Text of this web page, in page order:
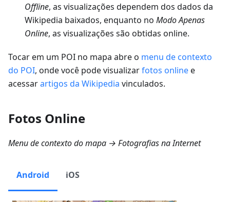
Offline, as visualizações dependem dos dados da
Wikipedia baixados, enquanto no Modo Apenas
Online, as visualizações são obtidas online.
Tocar em um POI no mapa abre o menu de contexto
do POI, onde você pode visualizarfotos onlinee
acessarartigos da Wikipedia vinculados.
Fotos Online
Menu de contexto do mapa → Fotografias na Internet
Android iOS